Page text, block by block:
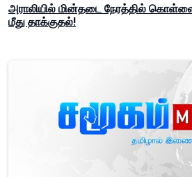
அராலியில் மின்தடை நேரத்தில்
மீது தாக்குதல்!